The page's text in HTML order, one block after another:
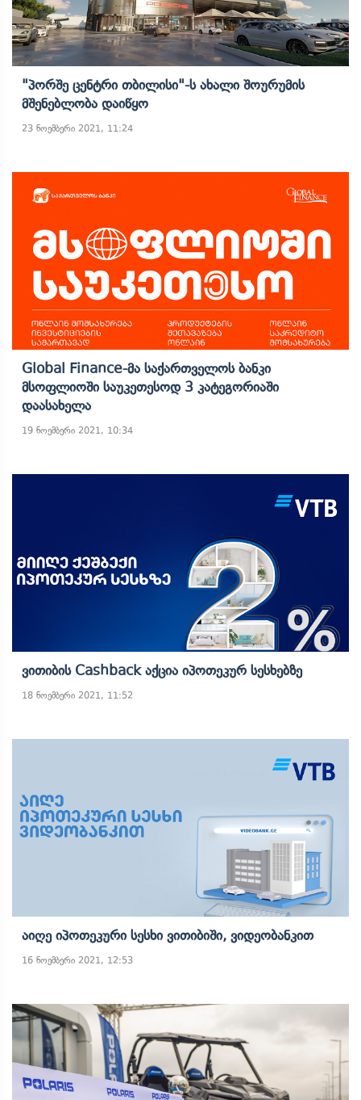
"პორშე Ცენტრი Თბილისი"-Ს Ახალი Შოურუმის
Მშენებლობა Დაიწყო
23 ნოემბერი 2021, 11:24
Global Finance-Მა Საქართველოს Ბანკი
Მსოფლიოში Საუკეთესოდ 3 Კატეგორიაში
Დაასახელა
19 ნოემბერი 2021, 10:34
Ვითიბის Cashback Აქცია Იპოთეკურ Სესხებზე
18 ნოემბერი 2021, 11:52
Აიღე Იპოთეკური Სესხი Ვითიბიში, Ვიდეობანკით
16 ნოემბერი 2021, 12:53